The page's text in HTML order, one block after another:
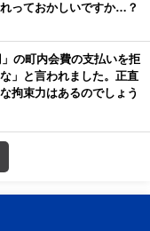
っておかしいですか…？
」の町内会費の支払いを拒
」と言われました。正直
拘束力はあるのでしょう